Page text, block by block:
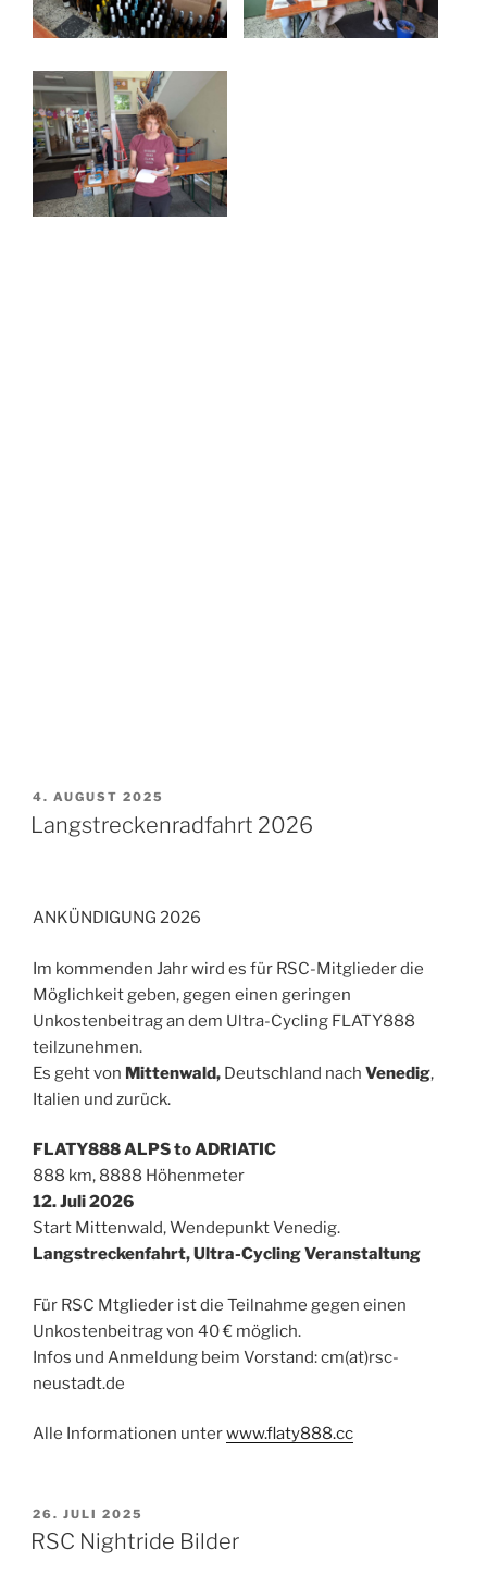
VERÖFFENTLICHT
AM
4. AUGUST 2025
Langstreckenradfahrt 2026
ANKÜNDIGUNG 2026
Im kommenden Jahr wird es für RSC-Mitglieder die
Möglichkeit geben, gegen einen geringen
Unkostenbeitrag an dem Ultra-Cycling FLATY888
teilzunehmen.
Es geht von Mittenwald, Deutschland nach Venedig,
Italien und zurück.
FLATY888 ALPS to ADRIATIC
888 km, 8888 Höhenmeter
12. Juli 2026
Start Mittenwald, Wendepunkt Venedig.
Langstreckenfahrt, Ultra-Cycling Veranstaltung
Für RSC Mtglieder ist die Teilnahme gegen einen
Unkostenbeitrag von 40 € möglich.
Infos und Anmeldung beim Vorstand: cm(at)rsc-
neustadt.de
Alle Informationen unterwww.flaty888.cc
VERÖFFENTLICHT
AM
26. JULI 2025
RSC Nightride Bilder